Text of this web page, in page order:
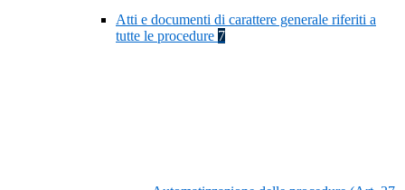
Atti e documenti di carattere generale riferiti a
tutte le procedure 7